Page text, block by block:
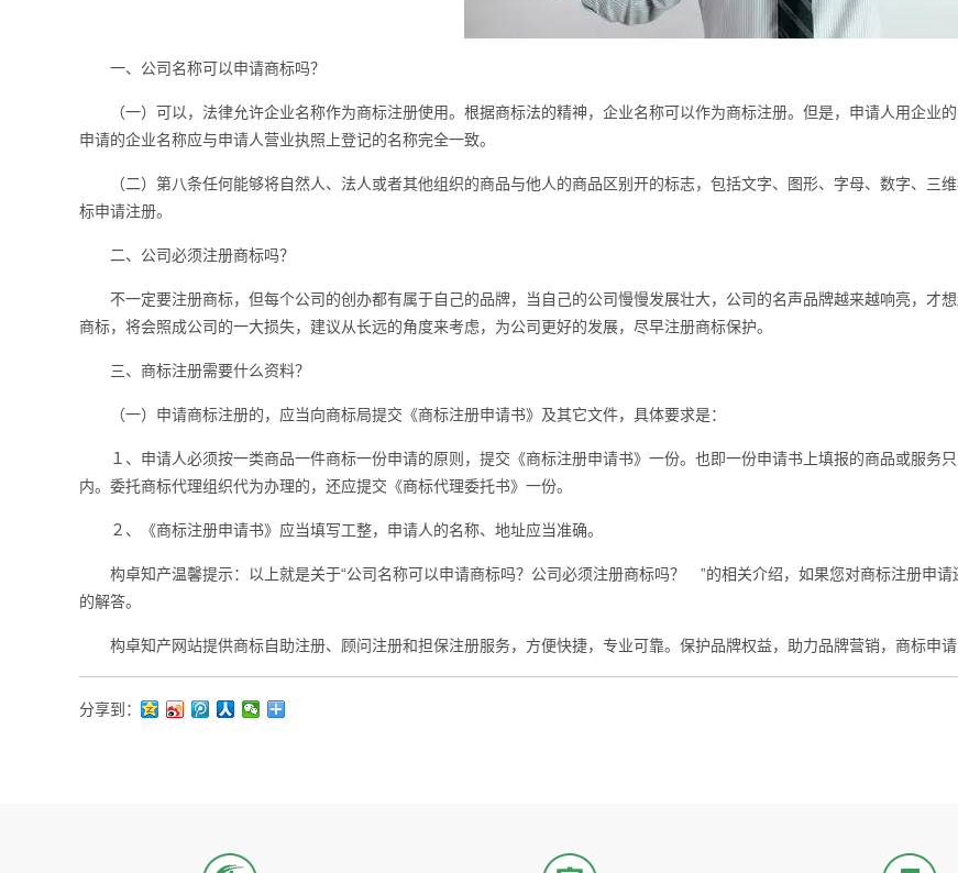
一、公司名称可以申请商标吗？
（一）可以，法律允许企业名称作为商标注册使用。根据商标法的精神，企业名称可以作为商标注册。但是，申请人用企业
申请的企业名称应与申请人营业执照上登记的名称完全一致。
（二）第八条任何能够将自然人、法人或者其他组织的商品与他人的商品区别开的标志，包括文字、图形、字母、数字、三
标申请注册。
二、公司必须注册商标吗？
不一定要注册商标，但每个公司的创办都有属于自己的品牌，当自己的公司慢慢发展壮大，公司的名声品牌越来越响亮，才
商标，将会照成公司的一大损失，建议从长远的角度来考虑，为公司更好的发展，尽早注册商标保护。
三、 商标注册需要什么资料？
（一）申请商标注册的，应当向商标局提交《商标注册申请书》及其它文件，具体要求是：
１、申请人必须按一类商品一件商标一份申请的原则，提交《商标注册申请书》一份。也即一份申请书上填报的商品或服务
内。委托商标代理组织代为办理的，还应提交《商标代理委托书》一份。
２、《商标注册申请书》应当填写工整，申请人的名称、地址应当准确。
构卓知产温馨提示：以上就是关于“公司名称可以申请商标吗？公司必须注册商标吗？ ”的相关介绍，如果您对商标注册申请
的解答。
构卓知产网站提供商标自助注册、顾问注册和担保注册服务，方便快捷，专业可靠。保护品牌权益，助力品牌营销，商标申
分享到：